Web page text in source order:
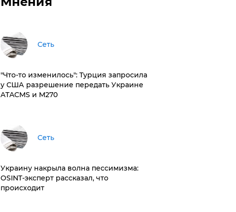
Сеть
​"Что-то изменилось": Турция запросила
у США разрешение передать Украине
ATACMS и M270
Сеть
​Украину накрыла волна пессимизма:
OSINT-эксперт рассказал, что
происходит